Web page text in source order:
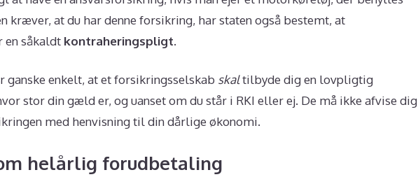
kræver, at du har denne forsikring, har staten også bestemt, at
en såkaldt kontraheringspligt.
enkelt, at et forsikringsselskab skaltilbyde dig en lovpligtig
stor din gæld er, og uanset om du står i RKI eller ej. De må ikke afvise dig
med henvisning til din dårlige økonomi.
helårlig forudbetaling